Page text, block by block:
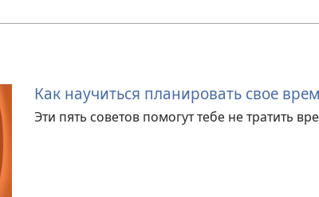
Как научиться планировать свое
Эти пять советов помогут тебе не тратить